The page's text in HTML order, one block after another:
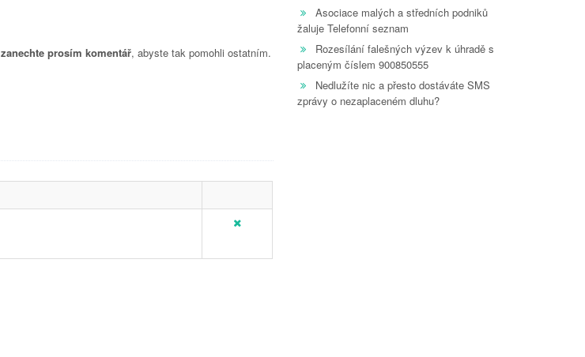
zanechte prosím komentář, abyste tak pomohli ostatním.
Asociace malých a středních podniků
žaluje Telefonní seznam
Rozesílání falešných výzev k úhradě s
placeným číslem 900850555
Nedlužíte nic a přesto dostáváte SMS
zprávy o nezaplaceném dluhu?